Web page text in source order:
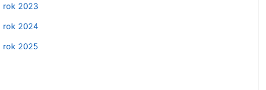
rok 2023
rok 2024
rok 2025